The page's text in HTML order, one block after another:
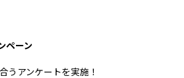
ペーン
うアンケートを実施！